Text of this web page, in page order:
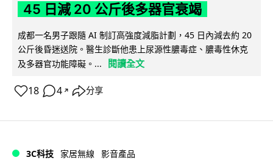
45 日減 20 公斤後多器官衰竭
成都一名男子跟隨 AI 制訂高強度減脂計劃，45 日內減去約 20
公斤後昏迷送院。醫生診斷他患上尿源性膿毒症、膿毒性休克
及多器官功能障礙。...
閱讀全文
18 4 ↗ 分享
3C科技 家居無線 影音產品